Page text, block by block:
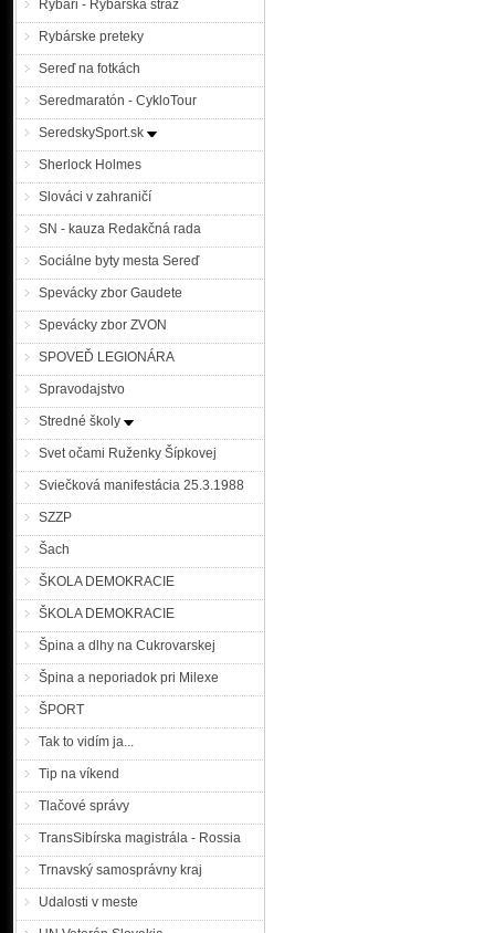
Rybári - Rybárska stráž
Rybárske preteky
Sereď na fotkách
Seredmaratón - CykloTour
SeredskySport.sk
Sherlock Holmes
Slováci v zahraničí
SN - kauza Redakčná rada
Sociálne byty mesta Sereď
Spevácky zbor Gaudete
Spevácky zbor ZVON
SPOVEĎ LEGIONÁRA
Spravodajstvo
Stredné školy
Svet očami Ruženky Šípkovej
Sviečková manifestácia 25.3.1988
SZZP
Šach
ŠKOLA DEMOKRACIE
ŠKOLA DEMOKRACIE
Špina a dlhy na Cukrovarskej
Špina a neporiadok pri Milexe
ŠPORT
Tak to vidím ja...
Tip na víkend
Tlačové správy
TransSibírska magistrála - Rossia
Trnavský samosprávny kraj
Udalosti v meste